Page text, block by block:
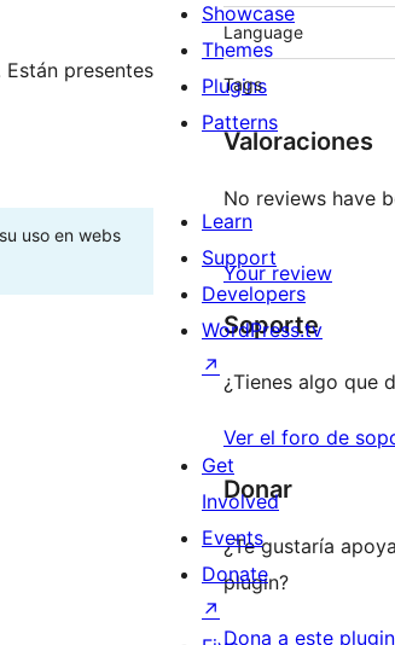
presentes
uso en webs
Language
Tags
Valoraciones
No reviews have
Your review
Soporte
¿Tienes algo que
Ver el foro de
Donar
¿Te gustaría
plugin?
Dona a este plugin
Showcase
Themes
Plugins
Patterns
Learn
Support
Developers
WordPress.tv
↗
Get
Involved
Events
Donate
↗